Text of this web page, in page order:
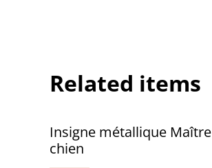
Related items
Insigne métallique Maître
chien